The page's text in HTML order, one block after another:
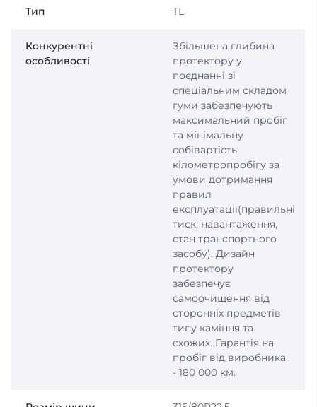
Тип TL
Конкурентні
особливості
Збільшена глибина
протектору у
поєднанні зі
спеціальним складом
гуми забезпечують
максимальний пробіг
та мінімальну
собівартість
кілометропробігу за
умови дотримання
правил
експлуатації(правильні
тиск, навантаження,
стан транспортного
засобу). Дизайн
протектору
забезпечує
самоочищення від
сторонніх предметів
типу каміння та
схожих. Гарантія на
пробіг від виробника
- 180 000 км.